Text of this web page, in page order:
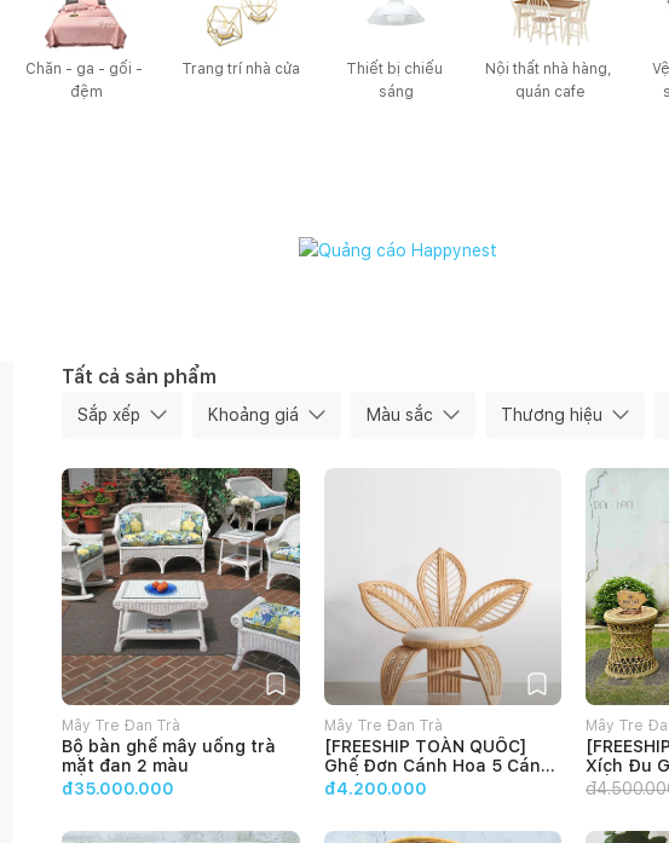
Chăn - ga - gối -
đệm
Trang trí nhà cửa
Thiết bị chiếu
sáng
Nội thất nhà hàng,
quán cafe
Tất cả sản phẩm
Sắp xếp Khoảng giá Màu sắc Thương hiệu
Mây Tre Đan Trà
Bộ bàn ghế mây uống trà
mặt đan 2 màu
đ35.000.000
Mây Tre Đan Trà
[FREESHIP TOÀN QUỐC]
Ghế Đơn Cánh Hoa 5 Cánh,
Ghế Đơn Check In -Xưởng
đ4.200.000
Mây Tre
Xích Đu
Cấp,
đ